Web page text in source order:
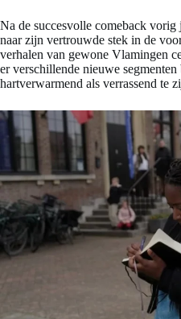
Na de succesvolle comeback vorig
naar zijn vertrouwde stek in de
verhalen van gewone Vlamingen
er verschillende nieuwe
hartverwarmend als verrassend te